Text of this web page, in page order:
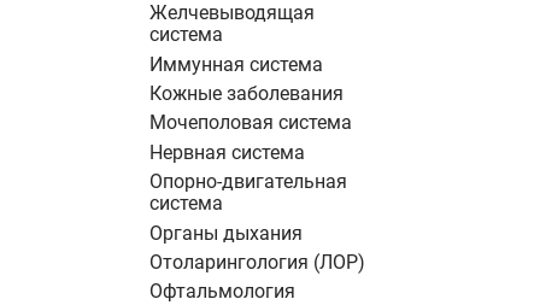
Желчевыводящая
система
Иммунная система
Кожные заболевания
Мочеполовая система
Нервная система
Опорно-двигательная
система
Органы дыхания
Отоларингология (ЛОР)
Офтальмология